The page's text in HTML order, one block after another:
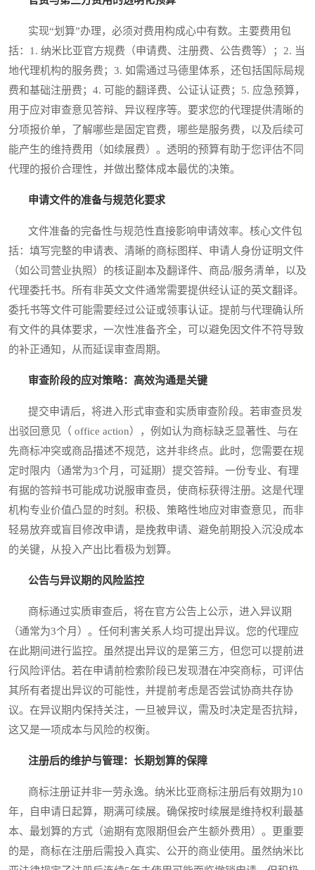
实现“划算”办理，必须对费用构成心中有数。主要费用包
括：1. 纳米比亚官方规费（申请费、注册费、公告费等）；2. 当
地代理机构的服务费；3. 如需通过马德里体系，还包括国际局规
费和基础注册费；4. 可能的翻译费、公证认证费；5. 应急预算，
用于应对审查意见答辩、异议程序等。要求您的代理提供清晰的
分项报价单，了解哪些是固定官费，哪些是服务费，以及后续可
能产生的维持费用（如续展费）。透明的预算有助于您评估不同
代理的报价合理性，并做出整体成本最优的决策。
申请文件的准备与规范化要求
文件准备的完备性与规范性直接影响申请效率。核心文件包
括：填写完整的申请表、清晰的商标图样、申请人身份证明文件
（如公司营业执照）的核证副本及翻译件、商品/服务清单，以及
代理委托书。所有非英文文件通常需要提供经认证的英文翻译。
委托书等文件可能需要经过公证或领事认证。提前与代理确认所
有文件的具体要求，一次性准备齐全，可以避免因文件不符导致
的补正通知，从而延误审查周期。
审查阶段的应对策略：高效沟通是关键
提交申请后，将进入形式审查和实质审查阶段。若审查员发
出驳回意见（ office action），例如认为商标缺乏显著性、与在
先商标冲突或商品描述不规范，这并非终点。此时，您需要在规
定时限内（通常为3个月，可延期）提交答辩。一份专业、有理
有据的答辩书可能成功说服审查员，使商标获得注册。这是代理
机构专业价值凸显的时刻。积极、策略性地应对审查意见，而非
轻易放弃或盲目修改申请，是挽救申请、避免前期投入沉没成本
的关键，从投入产出比看极为划算。
公告与异议期的风险监控
商标通过实质审查后，将在官方公告上公示，进入异议期
（通常为3个月）。任何利害关系人均可提出异议。您的代理应
在此期间进行监控。虽然提出异议的是第三方，但您可以提前进
行风险评估。若在申请前检索阶段已发现潜在冲突商标，可评估
其所有者提出异议的可能性，并提前考虑是否尝试协商共存协
议。在异议期内保持关注，一旦被异议，需及时决定是否抗辩，
这又是一项成本与风险的权衡。
注册后的维护与管理：长期划算的保障
商标注册证并非一劳永逸。纳米比亚商标注册后有效期为10
年，自申请日起算，期满可续展。确保按时续展是维持权利最基
本、最划算的方式（逾期有宽限期但会产生额外费用）。更重要
的是，商标在注册后需投入真实、公开的商业使用。虽然纳米比